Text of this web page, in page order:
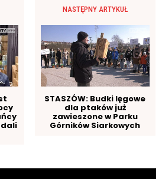
NASTĘPNY ARTYKUŁ
STASZÓW: Budki lęgowe
dla ptaków już
zawieszone w Parku
Górników Siarkowych